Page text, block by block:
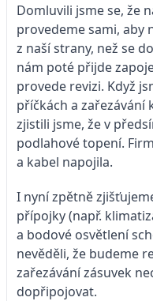
Domluvili jsme se, že
provedeme sami, aby
z naší strany, než se
nám poté přijde
provede revizi. Když
příčkách a zařezávání
zjistili jsme, že v
podlahové topení.
a kabel napojila.
I nyní zpětně
přípojky (např.
a bodové osvětlení
nevěděli, že budeme
zařezávání zásuvek
dopřipojovat.